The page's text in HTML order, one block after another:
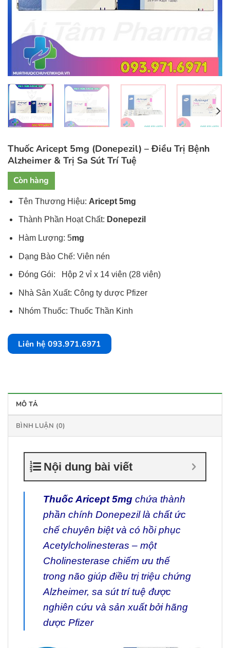
Thuốc Aricept 5mg (Donepezil) – Điều Trị Bệnh
Alzheimer & Trị Sa Sút Trí Tuệ
Còn hàng
Tên Thương Hiệu: Aricept 5mg
Thành Phần Hoạt Chất: Donepezil
Hàm Lượng: 5mg
Dạng Bào Chế: Viên nén
Đóng Gói: Hộp 2 vỉ x 14 viên (28 viên)
Nhà Sản Xuất: Công ty dược Pfizer
Nhóm Thuốc: Thuốc Thần Kinh
Liên hệ 093.971.6971
MÔ TẢ
BÌNH LUẬN (0)
Nội dung bài viết
Thuốc Aricept 5mg chứa thành
phần chính Donepezil là chất ức
chế chuyên biệt và có hồi phục
Acetylcholinesteras – một
Cholinesterase chiếm ưu thế
trong não giúp điều trị triệu chứng
Alzheimer, sa sút trí tuệ được
nghiên cứu và sản xuất bởi hãng
dược Pfizer